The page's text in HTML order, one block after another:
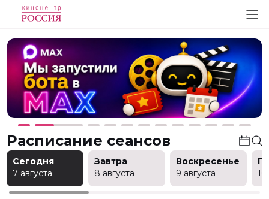
Расписание сеансов
Сегодня
7 августа
Завтра
8 августа
Воскресенье
9 августа
10